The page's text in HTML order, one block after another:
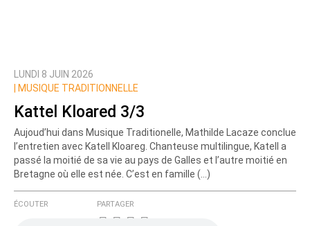
LUNDI 8 JUIN 2026
MUSIQUE TRADITIONNELLE
Kattel Kloared 3/3
Aujoud’hui dans Musique Traditionelle, Mathilde Lacaze conclue
l’entretien avec Katell Kloareg. Chanteuse multilingue, Katell a
passé la moitié de sa vie au pays de Galles et l’autre moitié en
Bretagne où elle est née. C’est en famille (…)
ÉCOUTER PARTAGER